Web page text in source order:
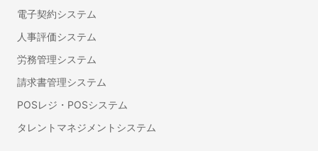
電子契約システム
人事評価システム
労務管理システム
請求書管理システム
POSレジ・POSシステム
タレントマネジメントシステム